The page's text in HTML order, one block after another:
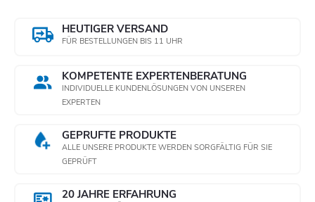
HEUTIGER VERSAND
FÜR BESTELLUNGEN BIS 11 UHR
KOMPETENTE EXPERTENBERATUNG
INDIVIDUELLE KUNDENLÖSUNGEN VON UNSEREN
EXPERTEN
GEPRÜFTE PRODUKTE
ALLE UNSERE PRODUKTE WERDEN SORGFÄLTIG FÜR SIE
GEPRÜFT
20 JAHRE ERFAHRUNG